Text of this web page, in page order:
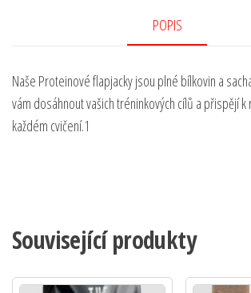
POPIS
Naše Proteinové flapjacky jsou plné bílkovin a
vám dosáhnout vašich tréninkových cílů a přispějí
každém cvičení.1
Související produkty